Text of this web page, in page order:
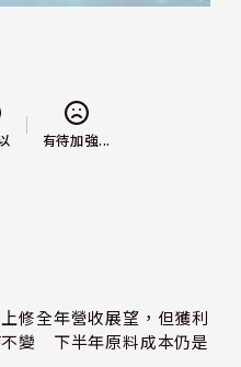
有待加強...
修全年營收展望，但獲利
變 下半年原料成本仍是